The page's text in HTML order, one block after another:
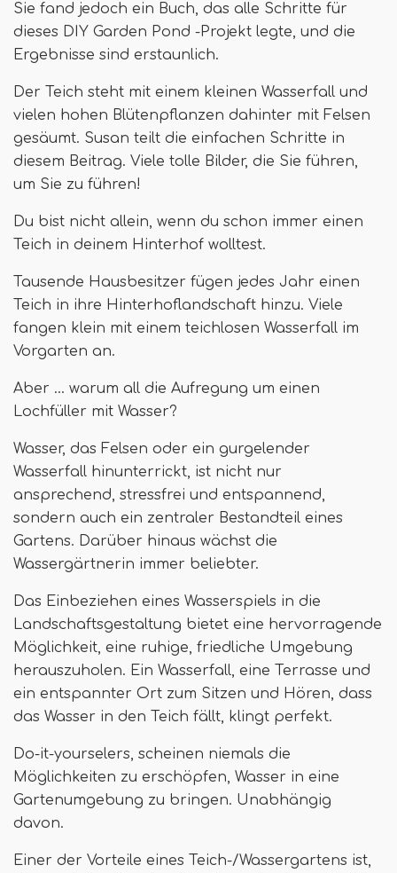
Sie fand jedoch ein Buch, das alle Schritte für
dieses DIY Garden Pond -Projekt legte, und die
Ergebnisse sind erstaunlich.
Der Teich steht mit einem kleinen Wasserfall und
vielen hohen Blütenpflanzen dahinter mit Felsen
gesäumt. Susan teilt die einfachen Schritte in
diesem Beitrag. Viele tolle Bilder, die Sie führen,
um Sie zu führen!
Du bist nicht allein, wenn du schon immer einen
Teich in deinem Hinterhof wolltest.
Tausende Hausbesitzer fügen jedes Jahr einen
Teich in ihre Hinterhoflandschaft hinzu. Viele
fangen klein mit einem teichlosen Wasserfall im
Vorgarten an.
Aber ... warum all die Aufregung um einen
Lochfüller mit Wasser?
Wasser, das Felsen oder ein gurgelender
Wasserfall hinunterrickt, ist nicht nur
ansprechend, stressfrei und entspannend,
sondern auch ein zentraler Bestandteil eines
Gartens. Darüber hinaus wächst die
Wassergärtnerin immer beliebter.
Das Einbeziehen eines Wasserspiels in die
Landschaftsgestaltung bietet eine hervorragende
Möglichkeit, eine ruhige, friedliche Umgebung
herauszuholen. Ein Wasserfall, eine Terrasse und
ein entspannter Ort zum Sitzen und Hören, dass
das Wasser in den Teich fällt, klingt perfekt.
Do-it-yourselers, scheinen niemals die
Möglichkeiten zu erschöpfen, Wasser in eine
Gartenumgebung zu bringen. Unabhängig
davon.
Einer der Vorteile eines Teich-/Wassergartens ist,